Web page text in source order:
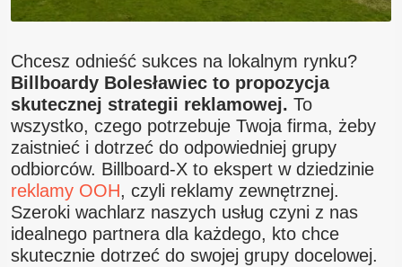
Chcesz odnieść sukces na lokalnym rynku?
Billboardy Bolesławiec to propozycja
skutecznej strategii reklamowej. To
wszystko, czego potrzebuje Twoja firma, żeby
zaistnieć i dotrzeć do odpowiedniej grupy
odbiorców. Billboard-X to ekspert w dziedzinie
reklamy OOH, czyli reklamy zewnętrznej.
Szeroki wachlarz naszych usług czyni z nas
idealnego partnera dla każdego, kto chce
skutecznie dotrzeć do swojej grupy docelowej.